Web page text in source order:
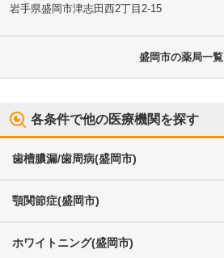
岩手県盛岡市津志田西2丁目2-15
盛岡市の薬局一覧
各条件で他の医療機関を探す
歯槽膿漏/歯周病(盛岡市)
顎関節症(盛岡市)
ホワイトニング(盛岡市)